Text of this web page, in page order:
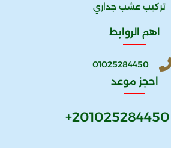
تركيب عشب جداري
اهم الروابط
01025284450
احجز موعد